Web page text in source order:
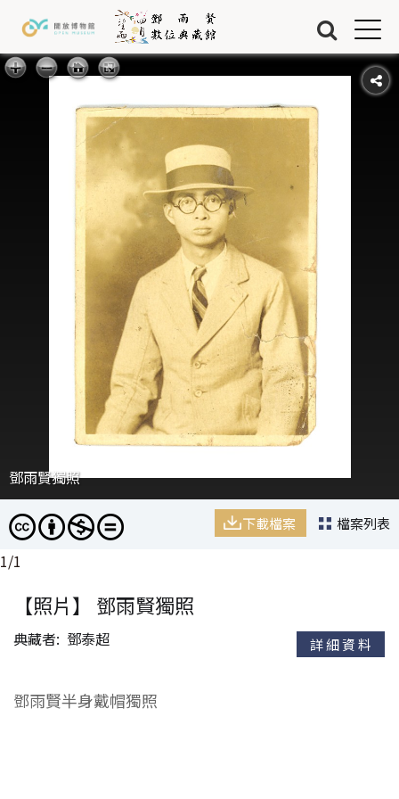
藏品
關於我們
Jump to Navigation
Jump to Main content
鄧雨賢獨照
下載檔案 檔案列表
1/1
【照片】 鄧雨賢獨照
典藏者 鄧泰超 詳細資料
鄧雨賢半身戴帽獨照